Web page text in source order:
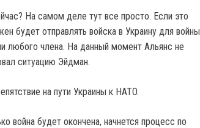
На самом деле тут все просто. Если это
будет отправлять войска в Украину для войны
члена. На данный момент Альянс не
ситуацию Эйдман.
на пути Украины к HATO.
война будет окончена, начнется процесс по